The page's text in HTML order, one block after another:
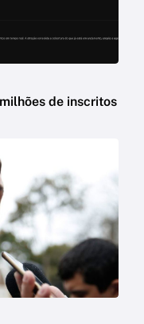
de inscritos